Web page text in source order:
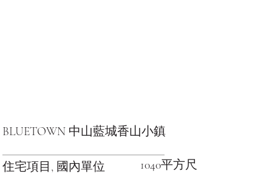
BLUETOWN 中山藍城香山小鎮
住宅項目, 國內單位 1040平方尺